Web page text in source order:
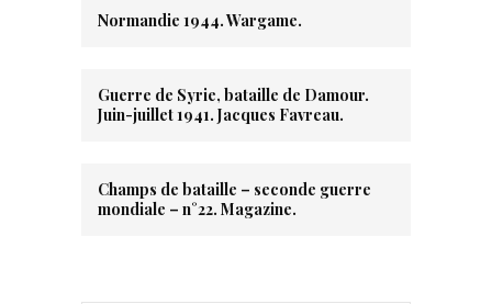
Normandie 1944. Wargame.
Guerre de Syrie, bataille de Damour.
Juin-juillet 1941. Jacques Favreau.
Champs de bataille – seconde guerre
mondiale – n°22. Magazine.